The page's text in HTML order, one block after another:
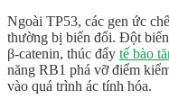
Ngoài TP53, các gen ức
thường bị biến đổi. Đột
β-catenin, thúc đẩy tế bào
năng RB1 phá vỡ điểm
vào quá trình ác tính hóa.